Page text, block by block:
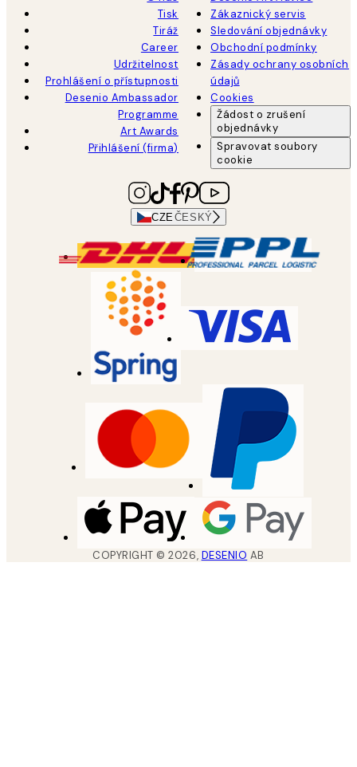
Tisk
Tiráž
Career
Udržitelnost
Prohlášení o přístupnosti
Desenio Ambassador
Programme
Art Awards
Přihlášení (firma)
Zákaznický servis
Sledování objednávky
Obchodní podmínky
Zásady ochrany osobních
údajů
Cookies
Žádost o zrušení
objednávky
Spravovat soubory
cookie
CZE ČESKÝ
COPYRIGHT ©2026, DESENIO AB